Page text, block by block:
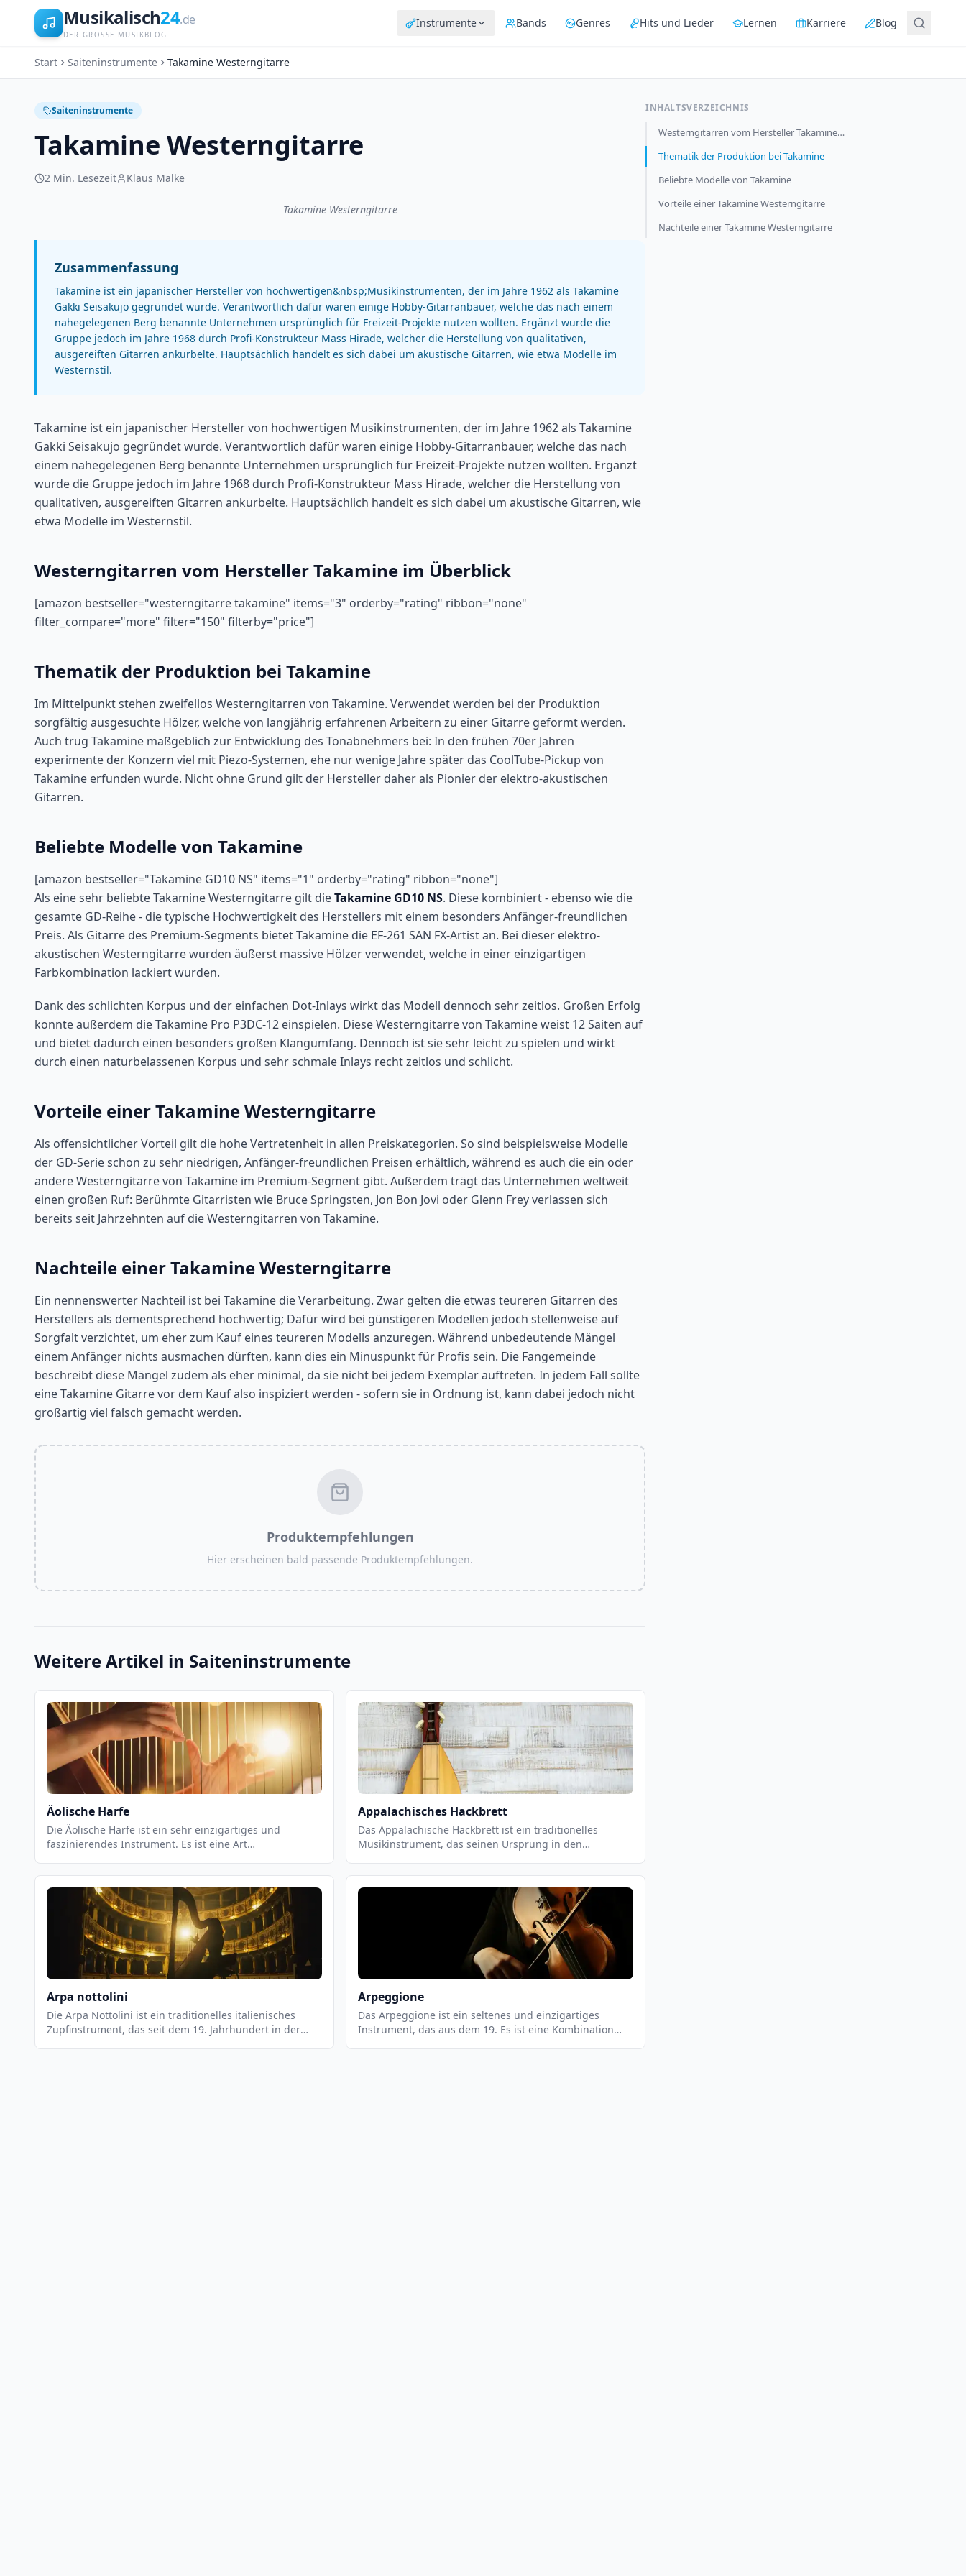
Musikalisch24.de
DER GROSSE MUSIKBLOG
Instrumente Bands Genres Hits und Lieder Lernen Karriere Blog
Start Saiteninstrumente Takamine Westerngitarre
Saiteninstrumente
Takamine Westerngitarre
2 Min. Lesezeit Klaus Malke
Takamine Westerngitarre
Zusammenfassung
Takamine ist ein japanischer Hersteller von hochwertigen&nbsp;Musikinstrumenten, der im Jahre 1962 als Takamine
Gakki Seisakujo gegründet wurde. Verantwortlich dafür waren einige Hobby-Gitarranbauer, welche das nach einem
nahegelegenen Berg benannte Unternehmen ursprünglich für Freizeit-Projekte nutzen wollten. Ergänzt wurde die
Gruppe jedoch im Jahre 1968 durch Profi-Konstrukteur Mass Hirade, welcher die Herstellung von qualitativen,
ausgereiften Gitarren ankurbelte. Hauptsächlich handelt es sich dabei um akustische Gitarren, wie etwa Modelle im
Westernstil.
Takamine ist ein japanischer Hersteller von hochwertigen Musikinstrumenten, der im Jahre 1962 als Takamine
Gakki Seisakujo gegründet wurde. Verantwortlich dafür waren einige Hobby-Gitarranbauer, welche das nach
einem nahegelegenen Berg benannte Unternehmen ursprünglich für Freizeit-Projekte nutzen wollten. Ergänzt
wurde die Gruppe jedoch im Jahre 1968 durch Profi-Konstrukteur Mass Hirade, welcher die Herstellung von
qualitativen, ausgereiften Gitarren ankurbelte. Hauptsächlich handelt es sich dabei um akustische Gitarren, wie
etwa Modelle im Westernstil.
Westerngitarren vom Hersteller Takamine im Überblick
[amazon bestseller="westerngitarre takamine" items="3" orderby="rating" ribbon="none"
filter_compare="more" filter="150" filterby="price"]
Thematik der Produktion bei Takamine
Im Mittelpunkt stehen zweifellos Westerngitarren von Takamine. Verwendet werden bei der Produktion
sorgfältig ausgesuchte Hölzer, welche von langjährig erfahrenen Arbeitern zu einer Gitarre geformt werden.
Auch trug Takamine maßgeblich zur Entwicklung des Tonabnehmers bei: In den frühen 70er Jahren
experimente der Konzern viel mit Piezo-Systemen, ehe nur wenige Jahre später das CoolTube-Pickup von
Takamine erfunden wurde. Nicht ohne Grund gilt der Hersteller daher als Pionier der elektro-akustischen
Gitarren.
Beliebte Modelle von Takamine
[amazon bestseller="Takamine GD10 NS" items="1" orderby="rating" ribbon="none"]
Als eine sehr beliebte Takamine Westerngitarre gilt dieTakamine GD10 NS. Diese kombiniert - ebenso wie die
gesamte GD-Reihe - die typische Hochwertigkeit des Herstellers mit einem besonders Anfänger-freundlichen
Preis. Als Gitarre des Premium-Segments bietet Takamine die EF-261 SAN FX-Artist an. Bei dieser elektro-
akustischen Westerngitarre wurden äußerst massive Hölzer verwendet, welche in einer einzigartigen
Farbkombination lackiert wurden.
Dank des schlichten Korpus und der einfachen Dot-Inlays wirkt das Modell dennoch sehr zeitlos. Großen Erfolg
konnte außerdem die Takamine Pro P3DC-12 einspielen. Diese Westerngitarre von Takamine weist 12 Saiten auf
und bietet dadurch einen besonders großen Klangumfang. Dennoch ist sie sehr leicht zu spielen und wirkt
durch einen naturbelassenen Korpus und sehr schmale Inlays recht zeitlos und schlicht.
Vorteile einer Takamine Westerngitarre
Als offensichtlicher Vorteil gilt die hohe Vertretenheit in allen Preiskategorien. So sind beispielsweise Modelle
der GD-Serie schon zu sehr niedrigen, Anfänger-freundlichen Preisen erhältlich, während es auch die ein oder
andere Westerngitarre von Takamine im Premium-Segment gibt. Außerdem trägt das Unternehmen weltweit
einen großen Ruf: Berühmte Gitarristen wie Bruce Springsten, Jon Bon Jovi oder Glenn Frey verlassen sich
bereits seit Jahrzehnten auf die Westerngitarren von Takamine.
Nachteile einer Takamine Westerngitarre
Ein nennenswerter Nachteil ist bei Takamine die Verarbeitung. Zwar gelten die etwas teureren Gitarren des
Herstellers als dementsprechend hochwertig; Dafür wird bei günstigeren Modellen jedoch stellenweise auf
Sorgfalt verzichtet, um eher zum Kauf eines teureren Modells anzuregen. Während unbedeutende Mängel
einem Anfänger nichts ausmachen dürften, kann dies ein Minuspunkt für Profis sein. Die Fangemeinde
beschreibt diese Mängel zudem als eher minimal, da sie nicht bei jedem Exemplar auftreten. In jedem Fall sollte
eine Takamine Gitarre vor dem Kauf also inspiziert werden - sofern sie in Ordnung ist, kann dabei jedoch nicht
großartig viel falsch gemacht werden.
Produktempfehlungen
Hier erscheinen bald passende Produktempfehlungen.
Weitere Artikel in Saiteninstrumente
Äolische Harfe
Die Äolische Harfe ist ein sehr einzigartiges und
faszinierendes Instrument. Es ist eine Art
mit Saiten bespannt ist. Es wird normalerweise an
einem Baum oder einem anderen Gebäude befestigt, so
dass die Saiten dem Wind ausgesetzt sind. Wenn der
Wind durch die Saiten weht, erzeugt er einen
einzigartigen Klang, der als äolisch bezeichnet wird.
Appalachisches Hackbrett
Das Appalachische Hackbrett ist ein traditionelles
Musikinstrument, das seinen Ursprung in den
einem Holzbrett mit einer Reihe von Saiten besteht, die
über eine Reihe von Stiften an der Unterseite des Bretts
über die Saiten gestrichen wird, um einen einzigartigen
Bestandteil der traditionellen Appalachenmusik und
wird häufig in Bluegrass- und Country-Musik verwendet.
Arpa nottolini
Die Arpa Nottolini ist ein traditionelles italienisches
Zupfinstrument, das seit dem 19. Jahrhundert in der
Arpeggione
Das Arpeggione ist ein seltenes und einzigartiges
Instrument, das aus dem 19. Es ist eine Kombination
INHALTSVERZEICHNIS
Westerngitarren vom Hersteller Takamine…
Thematik der Produktion bei Takamine
Beliebte Modelle von Takamine
Vorteile einer Takamine Westerngitarre
Nachteile einer Takamine Westerngitarre